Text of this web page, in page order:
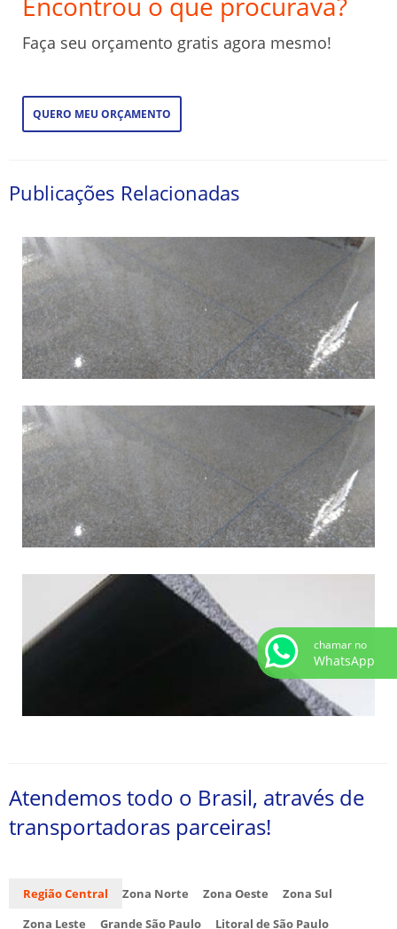
Faça seu orçamento gratis agora mesmo!
QUERO MEU ORÇAMENTO
Publicações Relacionadas
Atendemos todo o Brasil, através de
transportadoras parceiras!
Região Central Zona Norte Zona Oeste
Zona Sul
Zona Leste
Grande São Paulo Litoral de São Paulo
chamar no
WhatsApp